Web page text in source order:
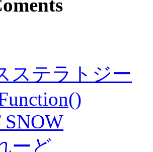
ステラトジー
ーど